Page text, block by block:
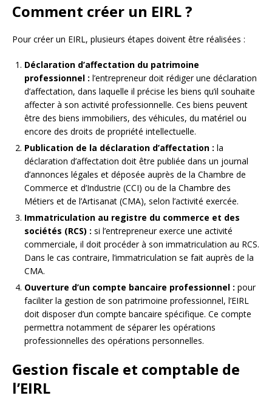
Comment créer un EIRL ?
Pour créer un EIRL, plusieurs étapes doivent être réalisées :
Déclaration d’affectation du patrimoine
professionnel : l’entrepreneur doit rédiger une déclaration
d’affectation, dans laquelle il précise les biens qu’il souhaite
affecter à son activité professionnelle. Ces biens peuvent
être des biens immobiliers, des véhicules, du matériel ou
encore des droits de propriété intellectuelle.
Publication de la déclaration d’affectation : la
déclaration d’affectation doit être publiée dans un journal
d’annonces légales et déposée auprès de la Chambre de
Commerce et d’Industrie (CCI) ou de la Chambre des
Métiers et de l’Artisanat (CMA), selon l’activité exercée.
Immatriculation au registre du commerce et des
sociétés (RCS) : si l’entrepreneur exerce une activité
commerciale, il doit procéder à son immatriculation au RCS.
Dans le cas contraire, l’immatriculation se fait auprès de la
CMA.
Ouverture d’un compte bancaire professionnel : pour
faciliter la gestion de son patrimoine professionnel, l’EIRL
doit disposer d’un compte bancaire spécifique. Ce compte
permettra notamment de séparer les opérations
professionnelles des opérations personnelles.
Gestion fiscale et comptable de
l’EIRL